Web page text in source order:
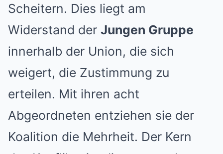
Scheitern. Dies liegt am
Widerstand der Jungen Gruppe
innerhalb der Union, die sich
weigert, die Zustimmung zu
erteilen. Mit ihren acht
Abgeordneten entziehen sie der
Koalition die Mehrheit. Der Kern